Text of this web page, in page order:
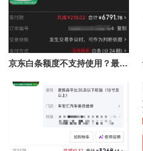
京东白条额度不支持使用？最新提现方法讲解